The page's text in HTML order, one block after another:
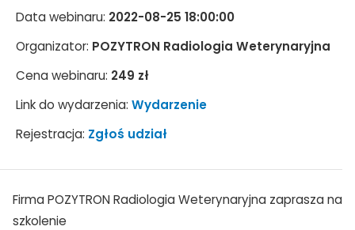
Data webinaru: 2022-08-25 18:00:00
Organizator: POZYTRON Radiologia Weterynaryjna
Cena webinaru: 249 zł
Link do wydarzenia: Wydarzenie
Rejestracja: Zgłoś udział
Firma POZYTRON Radiologia Weterynaryjna zaprasza na
szkolenie